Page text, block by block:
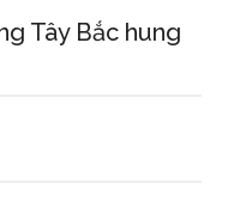
Tây Bắc hung